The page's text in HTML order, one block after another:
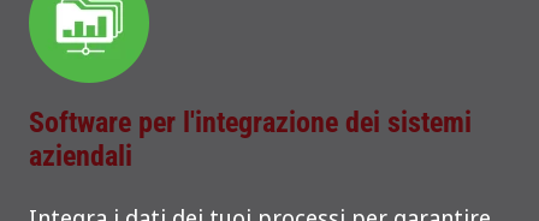
Software per l'integrazione dei sistemi
aziendali